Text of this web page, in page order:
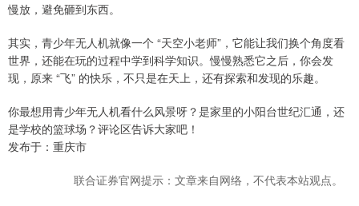
慢放，避免砸到东西。
其实，青少年无人机就像一个 “天空小老师”，它能让我们换个角度看
世界，还能在玩的过程中学到科学知识。慢慢熟悉它之后，你会发
现，原来 “飞” 的快乐，不只是在天上，还有探索和发现的乐趣。
你最想用青少年无人机看什么风景呀？是家里的小阳台世纪汇通，还
是学校的篮球场？评论区告诉大家吧！
发布于：重庆市
联合证券官网提示：文章来自网络，不代表本站观点。